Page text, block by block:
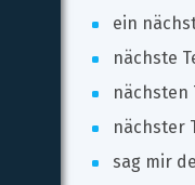
ein
nächste
nächsten
nächster
sag mir